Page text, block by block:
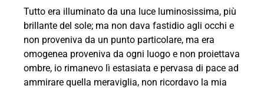
Tutto era illuminato da una luce luminosissima, più
brillante del sole; ma non dava fastidio agli occhi e
non proveniva da un punto particolare, ma era
omogenea proveniva da ogni luogo e non proiettava
ombre, io rimanevo lì estasiata e pervasa di pace ad
ammirare quella meraviglia, non ricordavo la mia